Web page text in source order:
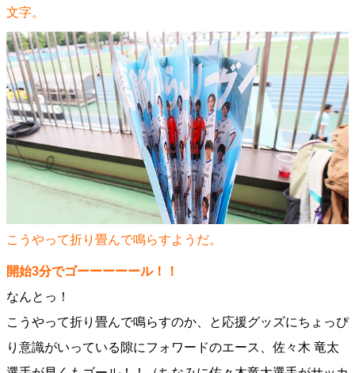
文字。
こうやって折り畳んで鳴らすようだ。
開始3分でゴーーーーール！！
なんとっ！
こうやって折り畳んで鳴らすのか、と応援グッズにちょっぴ
り意識がいっている隙にフォワードのエース、佐々木 竜太